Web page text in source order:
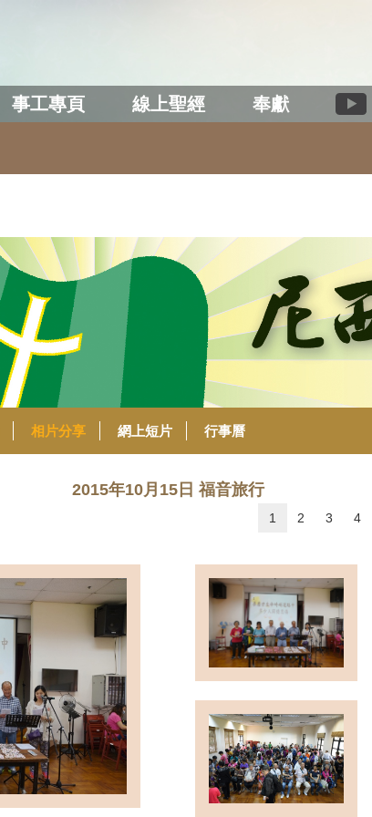
事工專頁 線上聖經 奉獻
相片分享 網上短片 行事曆
2015年10月15日 福音旅行
1 2 3 4